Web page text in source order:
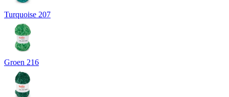
Turquoise 207
Groen 216